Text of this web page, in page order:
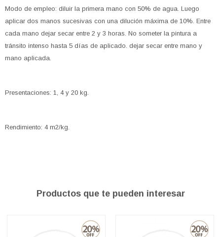
Modo de empleo: diluir la primera mano con 50% de agua. Luego
aplicar dos manos sucesivas con una dilución máxima de 10%. Entre
cada mano dejar secar entre 2 y 3 horas. No someter la pintura a
tránsito intenso hasta 5 días de aplicado. dejar secar entre mano y
mano aplicada.
Presentaciones: 1, 4 y 20 kg.
Rendimiento: 4 m2/kg.
Productos que te pueden interesar